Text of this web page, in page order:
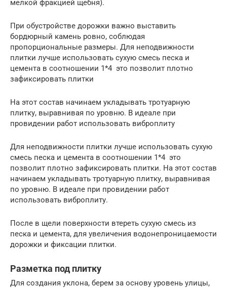
мелкой фракцией щебня).
При обустройстве дорожки важно выставить
бордюрный камень ровно, соблюдая
пропорциональные размеры. Для неподвижности
плитки лучше использовать сухую смесь песка и
цемента в соотношении 1*4 это позволит плотно
зафиксировать плитки
На этот состав начинаем укладывать тротуарную
плитку, выравнивая по уровню. В идеале при
провидении работ использовать виброплиту
Для неподвижности плитки лучше использовать сухую
смесь песка и цемента в соотношении 1*4 это
позволит плотно зафиксировать плитки. На этот состав
начинаем укладывать тротуарную плитку, выравнивая
по уровню. В идеале при провидении работ
использовать виброплиту.
После в щели поверхности втереть сухую смесь из
песка и цемента, для увеличения водонепроницаемости
дорожки и фиксации плитки.
Разметка под плитку
Для создания уклона, берем за основу уровень улицы,